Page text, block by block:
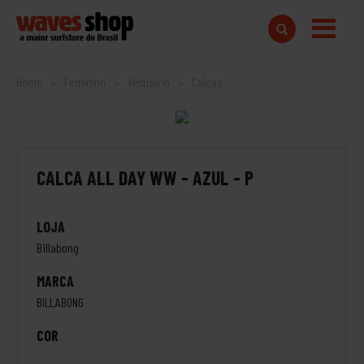
Home Feminino
CALCA ALL DAY WW - AZUL - P
LOJA
Billabong
MARCA
BILLABONG
COR